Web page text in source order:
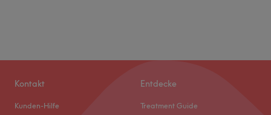
Kontakt
Kunden-Hilfe
Entdecke
Treatment Guide